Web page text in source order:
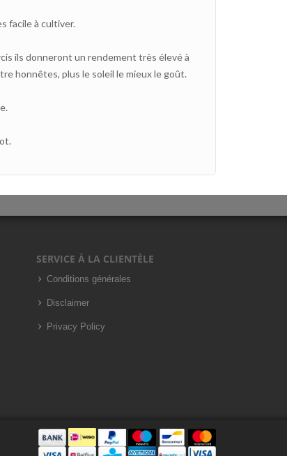
facile à cultiver.
ils donneront un rendement très élevé à
honnêtes, plus le soleil le mieux le goût.
SERVICE À LA CLIENTÈLE
Conditions générales
Disclaimer
Privacy Policy